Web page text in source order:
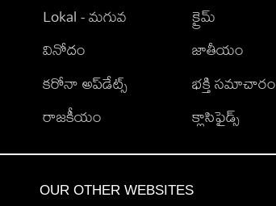
Lokal - మగువ
వినోదం
కరోనా అప్‌డేట్స్
రాజకీయం
క్రైమ్
జాతీయం
భక్తి సమాచారం
క్లాసిఫైడ్స్
OUR OTHER WEBSITES